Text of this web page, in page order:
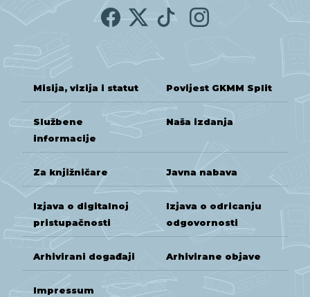
Misija, vizija i statut Povijest GKMM Split
Službene
informacije
Naša izdanja
Za knjižničare Javna nabava
Izjava o digitalnoj
pristupačnosti
Izjava o odricanju
odgovornosti
Arhivirani događaji Arhivirane objave
Impressum